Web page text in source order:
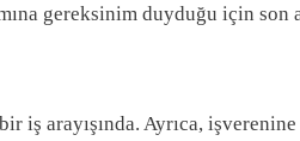
gereksinim duyduğu için son
iş arayışında. Ayrıca,